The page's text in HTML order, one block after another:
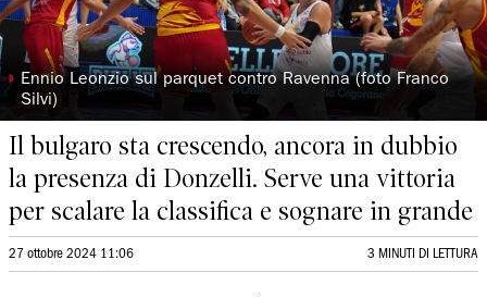
◗ Ennio Leonzio sul parquet contro Ravenna (foto Franco
Silvi)
Il bulgaro sta crescendo, ancora in dubbio
la presenza di Donzelli. Serve una vittoria
per scalare la classifica e sognare in grande
27 ottobre 2024 11:06 3 MINUTI DI LETTURA